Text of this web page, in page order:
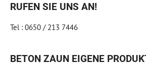
RUFEN SIE UNS AN!
Tel : 0650 / 213 7446
BETON ZAUN EIGENE